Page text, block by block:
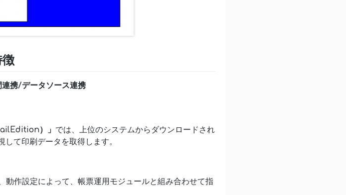
携/データソース連携
）」 では、上位のシステムからダウンロードされ
て印刷データを取得します。
作設定によって、帳票運用モジュールと組み合わせて指